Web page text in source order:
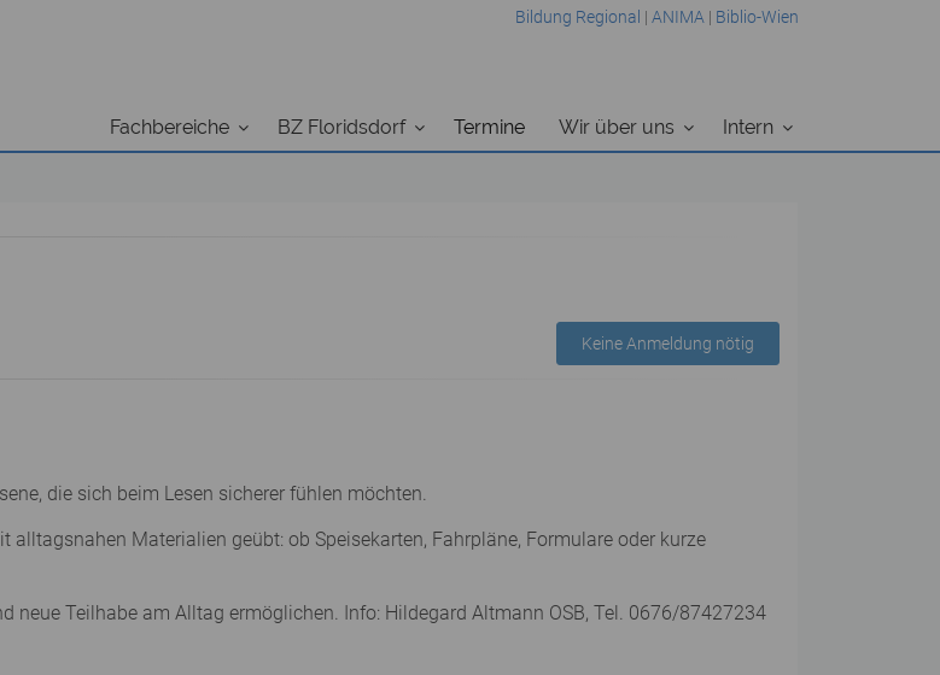
Bildung Regional | ANIMA | Biblio-Wien
Fachbereiche BZ Floridsdorf Termine Wir über uns Intern
Keine Anmeldung nötig
die sich beim Lesen sicherer fühlen möchten.
Materialien geübt: ob Speisekarten, Fahrpläne, Formulare oder kurze
neue Teilhabe am Alltag ermöglichen. Info: Hildegard Altmann OSB, Tel. 0676/87427234